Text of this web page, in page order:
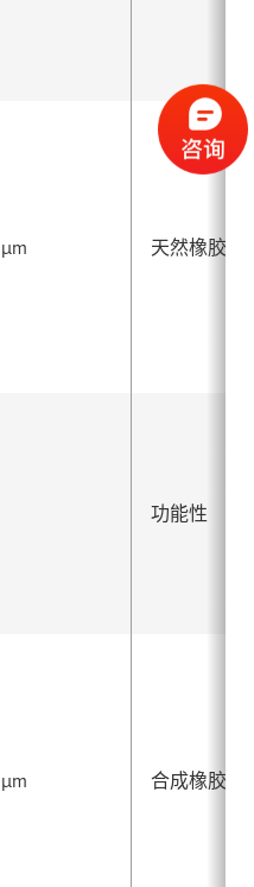
天然橡胶
功能性
合成橡胶